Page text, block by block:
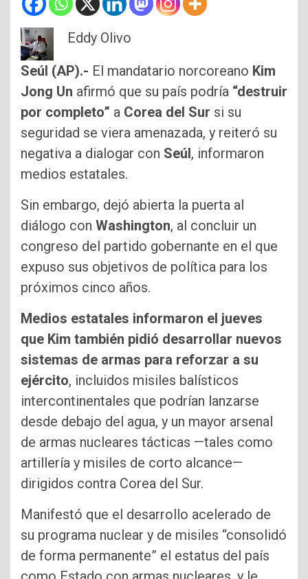
Eddy Olivo
Seúl (AP).- El mandatario norcoreano Kim
Jong Un afirmó que su país podría “destruir
por completo” a Corea del Sur si su
seguridad se viera amenazada, y reiteró su
negativa a dialogar con Seúl, informaron
medios estatales.
Sin embargo, dejó abierta la puerta al
diálogo con Washington, al concluir un
congreso del partido gobernante en el que
expuso sus objetivos de política para los
próximos cinco años.
Medios estatales informaron el jueves
que Kim también pidió desarrollar nuevos
sistemas de armas para reforzar a su
ejército, incluidos misiles balísticos
intercontinentales que podrían lanzarse
desde debajo del agua, y un mayor arsenal
de armas nucleares tácticas —tales como
artillería y misiles de corto alcance—
dirigidos contra Corea del Sur.
Manifestó que el desarrollo acelerado de
su programa nuclear y de misiles “consolidó
de forma permanente” el estatus del país